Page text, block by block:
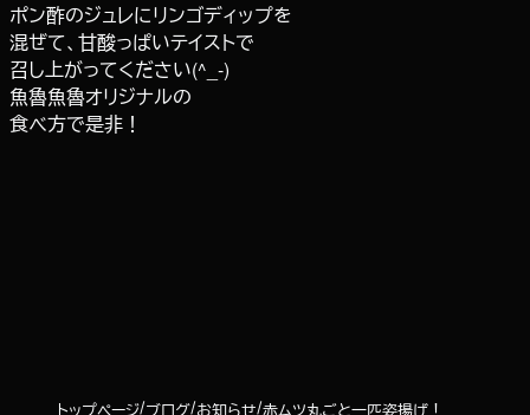
ポン酢のジュレにリンゴディップを
混ぜて、甘酸っぱいテイストで
召し上がってください(^_-)
魚魯魚魯オリジナルの
食べ方で是非！
トップページ ブログ お知らせ 赤ムツ丸ごと一匹姿揚げ！